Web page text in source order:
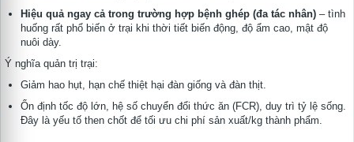
Hiệu quả ngay cả trong trường hợp bệnh ghép (đa tác nhân) – tình
huống rất phổ biến ở trại khi thời tiết biến động, độ ẩm cao, mật độ
nuôi dày.
Ý nghĩa quản trị trại:
Giảm hao hụt, hạn chế thiệt hại đàn giống và đàn thịt.
Ổn định tốc độ lớn, hệ số chuyển đổi thức ăn (FCR), duy trì tỷ lệ sống.
Đây là yếu tố then chốt để tối ưu chi phí sản xuất/kg thành phẩm.